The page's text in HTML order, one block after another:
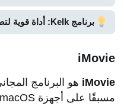
برنامج Kelk: أداة قوية لتصميم الخط العربي
iMovie
iMovie